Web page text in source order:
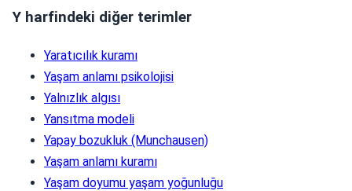
Y harfindeki diğer terimler
Yaratıcılık kuramı
Yaşam anlamı psikolojisi
Yalnızlık algısı
Yansıtma modeli
Yapay bozukluk (Munchausen)
Yaşam anlamı kuramı
Yaşam doyumu yaşam yoğunluğu